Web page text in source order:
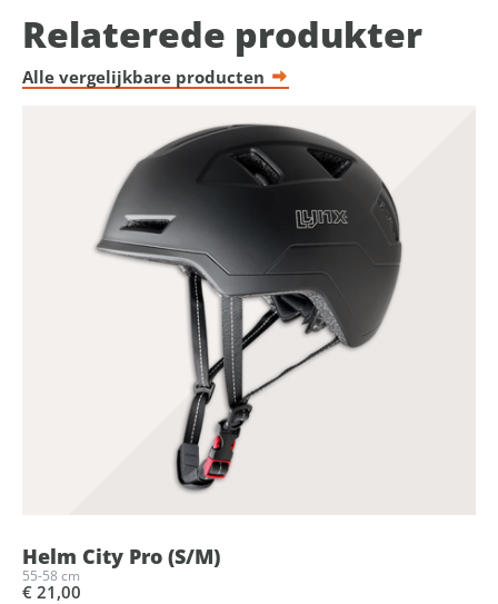
Relaterede produkter
Alle vergelijkbare producten
Helm City Pro (S/M)
55-58 cm
€ 21,00